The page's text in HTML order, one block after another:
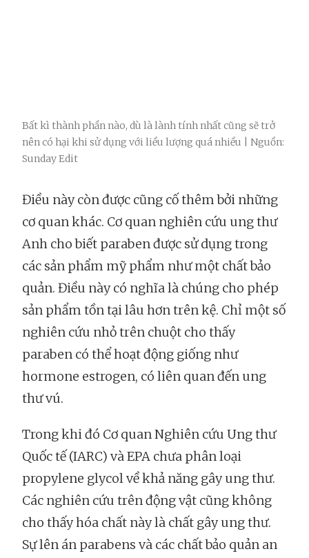
Bất kì thành phần nào, dù là lành tính nhất cũng sẽ trở
nên có hại khi sử dụng với liều lượng quá nhiều | Nguồn:
Sunday Edit
Điều này còn được cũng cố thêm bởi những
cơ quan khác. Cơ quan nghiên cứu ung thư
Anh cho biết paraben được sử dụng trong
các sản phẩm mỹ phẩm như một chất bảo
quản. Điều này có nghĩa là chúng cho phép
sản phẩm tồn tại lâu hơn trên kệ. Chỉ một số
nghiên cứu nhỏ trên chuột cho thấy
paraben có thể hoạt động giống như
hormone estrogen, có liên quan đến ung
thư vú.
Trong khi đó Cơ quan Nghiên cứu Ung thư
Quốc tế (IARC) và EPA chưa phân loại
propylene glycol về khả năng gây ung thư.
Các nghiên cứu trên động vật cũng không
cho thấy hóa chất này là chất gây ung thư.
Sự lên án parabens và các chất bảo quản an